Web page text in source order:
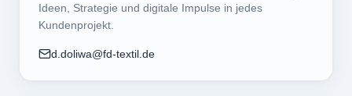
Ideen, Strategie und digitale Impulse in jedes
Kundenprojekt.
d.doliwa@fd-textil.de